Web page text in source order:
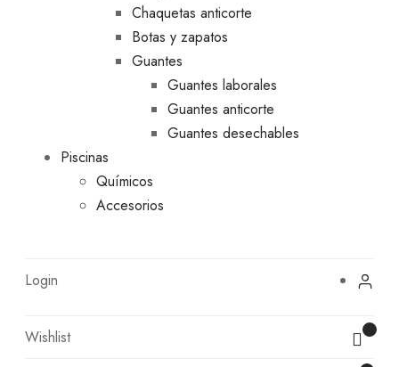
Chaquetas anticorte
Botas y zapatos
Guantes
Guantes laborales
Guantes anticorte
Guantes desechables
Piscinas
Químicos
Accesorios
Login
Wishlist